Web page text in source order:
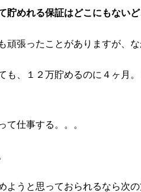
貯めれる保証はどこにもない
頑張ったことがありますが、な
も、１２万貯めるのに４ヶ月
て仕事する。。。
ようと思っておられるなら次の